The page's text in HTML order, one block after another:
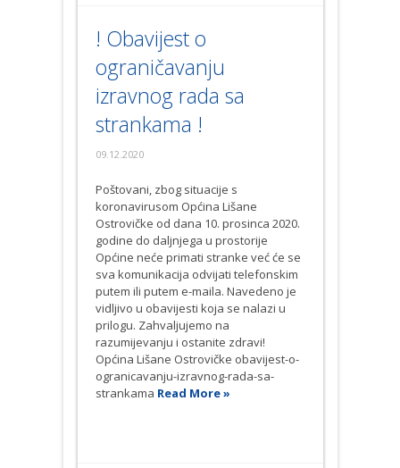
! Obavijest o
ograničavanju
izravnog rada sa
strankama !
09.12.2020
Poštovani, zbog situacije s
koronavirusom Općina Lišane
Ostrovičke od dana 10. prosinca 2020.
godine do daljnjega u prostorije
Općine neće primati stranke već će se
sva komunikacija odvijati telefonskim
putem ili putem e-maila. Navedeno je
vidljivo u obavijesti koja se nalazi u
prilogu. Zahvaljujemo na
razumijevanju i ostanite zdravi!
Općina Lišane Ostrovičke obavijest-o-
ogranicavanju-izravnog-rada-sa-
strankama Read More »